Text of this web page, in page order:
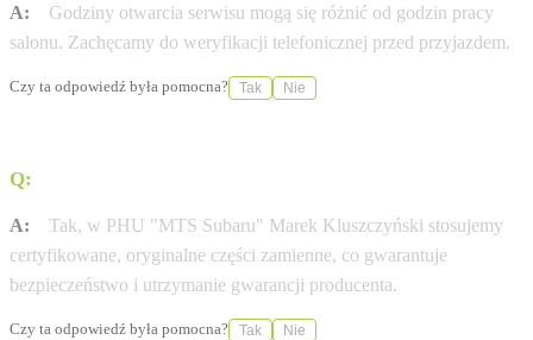
A:
Godziny otwarcia serwisu mogą się różnić od godzin pracy
salonu. Zachęcamy do weryfikacji telefonicznej przed przyjazdem.
Czy ta odpowiedź była pomocna? Tak Nie
Q:
A:
Tak, w PHU "MTS Subaru" Marek Kluszczyński stosujemy
certyfikowane, oryginalne części zamienne, co gwarantuje
bezpieczeństwo i utrzymanie gwarancji producenta.
Czy ta odpowiedź była pomocna? Tak Nie